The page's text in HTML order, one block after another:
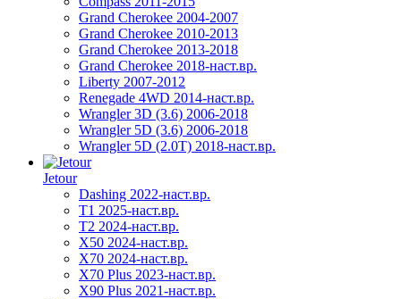
Grand Cherokee 2004-2007
Grand Cherokee 2010-2013
Grand Cherokee 2013-2018
Grand Cherokee 2018-наст.вр.
Liberty 2007-2012
Renegade 4WD 2014-наст.вр.
Wrangler 3D (3.6) 2006-2018
Wrangler 5D (3.6) 2006-2018
Wrangler 5D (2.0T) 2018-наст.вр.
Jetour
Dashing 2022-наст.вр.
T1 2025-наст.вр.
T2 2024-наст.вр.
X50 2024-наст.вр.
X70 2024-наст.вр.
X70 Plus 2023-наст.вр.
X90 Plus 2021-наст.вр.